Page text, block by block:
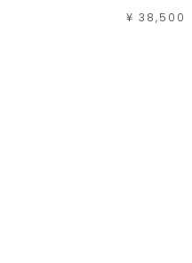
¥ 38,500